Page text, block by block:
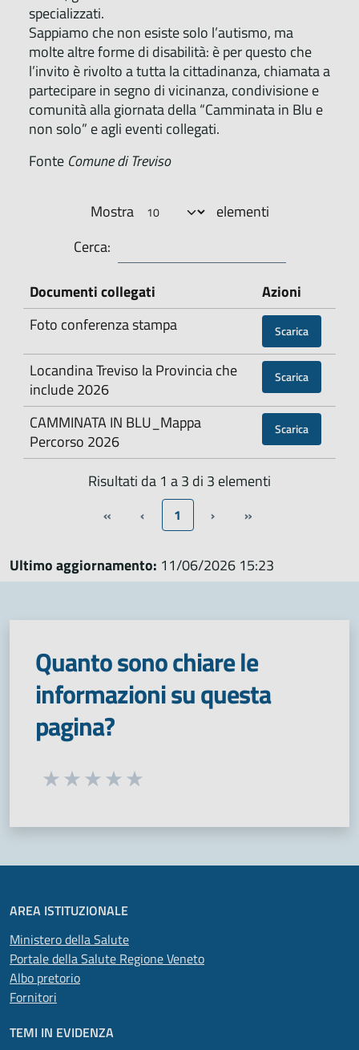
specializzati.
Sappiamo che non esiste solo l’autismo, ma
molte altre forme di disabilità: è per questo che
l’invito è rivolto a tutta la cittadinanza, chiamata a
partecipare in segno di vicinanza, condivisione e
comunità alla giornata della “Camminata in Blu e
non solo” e agli eventi collegati.
Fonte Comune di Treviso
Mostra
elementi
Cerca:
Documenti collegati
Azioni
Foto conferenza stampa
Scarica
Locandina Treviso la Provincia che
include 2026
Scarica
CAMMINATA IN BLU_Mappa
Percorso 2026
Scarica
Risultati da 1 a 3 di 3 elementi
« ‹ 1 › »
Ultimo aggiornamento: 11/06/2026 15:23
Quanto sono chiare le
informazioni su questa
pagina?
Seleziona una valutazione da 1 a 5 stelle
AREA ISTITUZIONALE
Ministero della Salute
Portale della Salute Regione Veneto
Albo pretorio
Fornitori
TEMI IN EVIDENZA